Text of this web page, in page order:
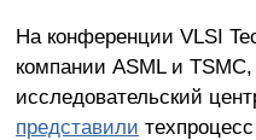
На конференции VLSI
компании ASML и
исследовательский
представили